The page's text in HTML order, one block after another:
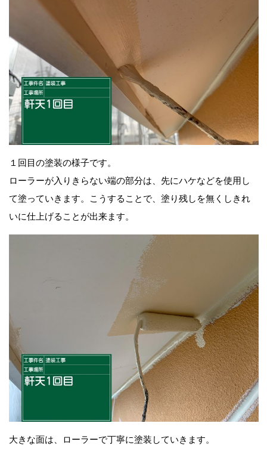
１回目の塗装の様子です。
ローラーが入りきらない端の部分は、先にハケなどを使用し
て塗っていきます。こうすることで、塗り残しを無くしきれ
いに仕上げることが出来ます。
大きな面は、ローラーで丁寧に塗装していきます。